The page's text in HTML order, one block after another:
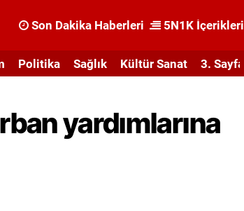
Son Dakika Haberleri 5N1K İçerikleri
Politika Sağlık Kültür Sanat 3. Sayfa
yardımlarına